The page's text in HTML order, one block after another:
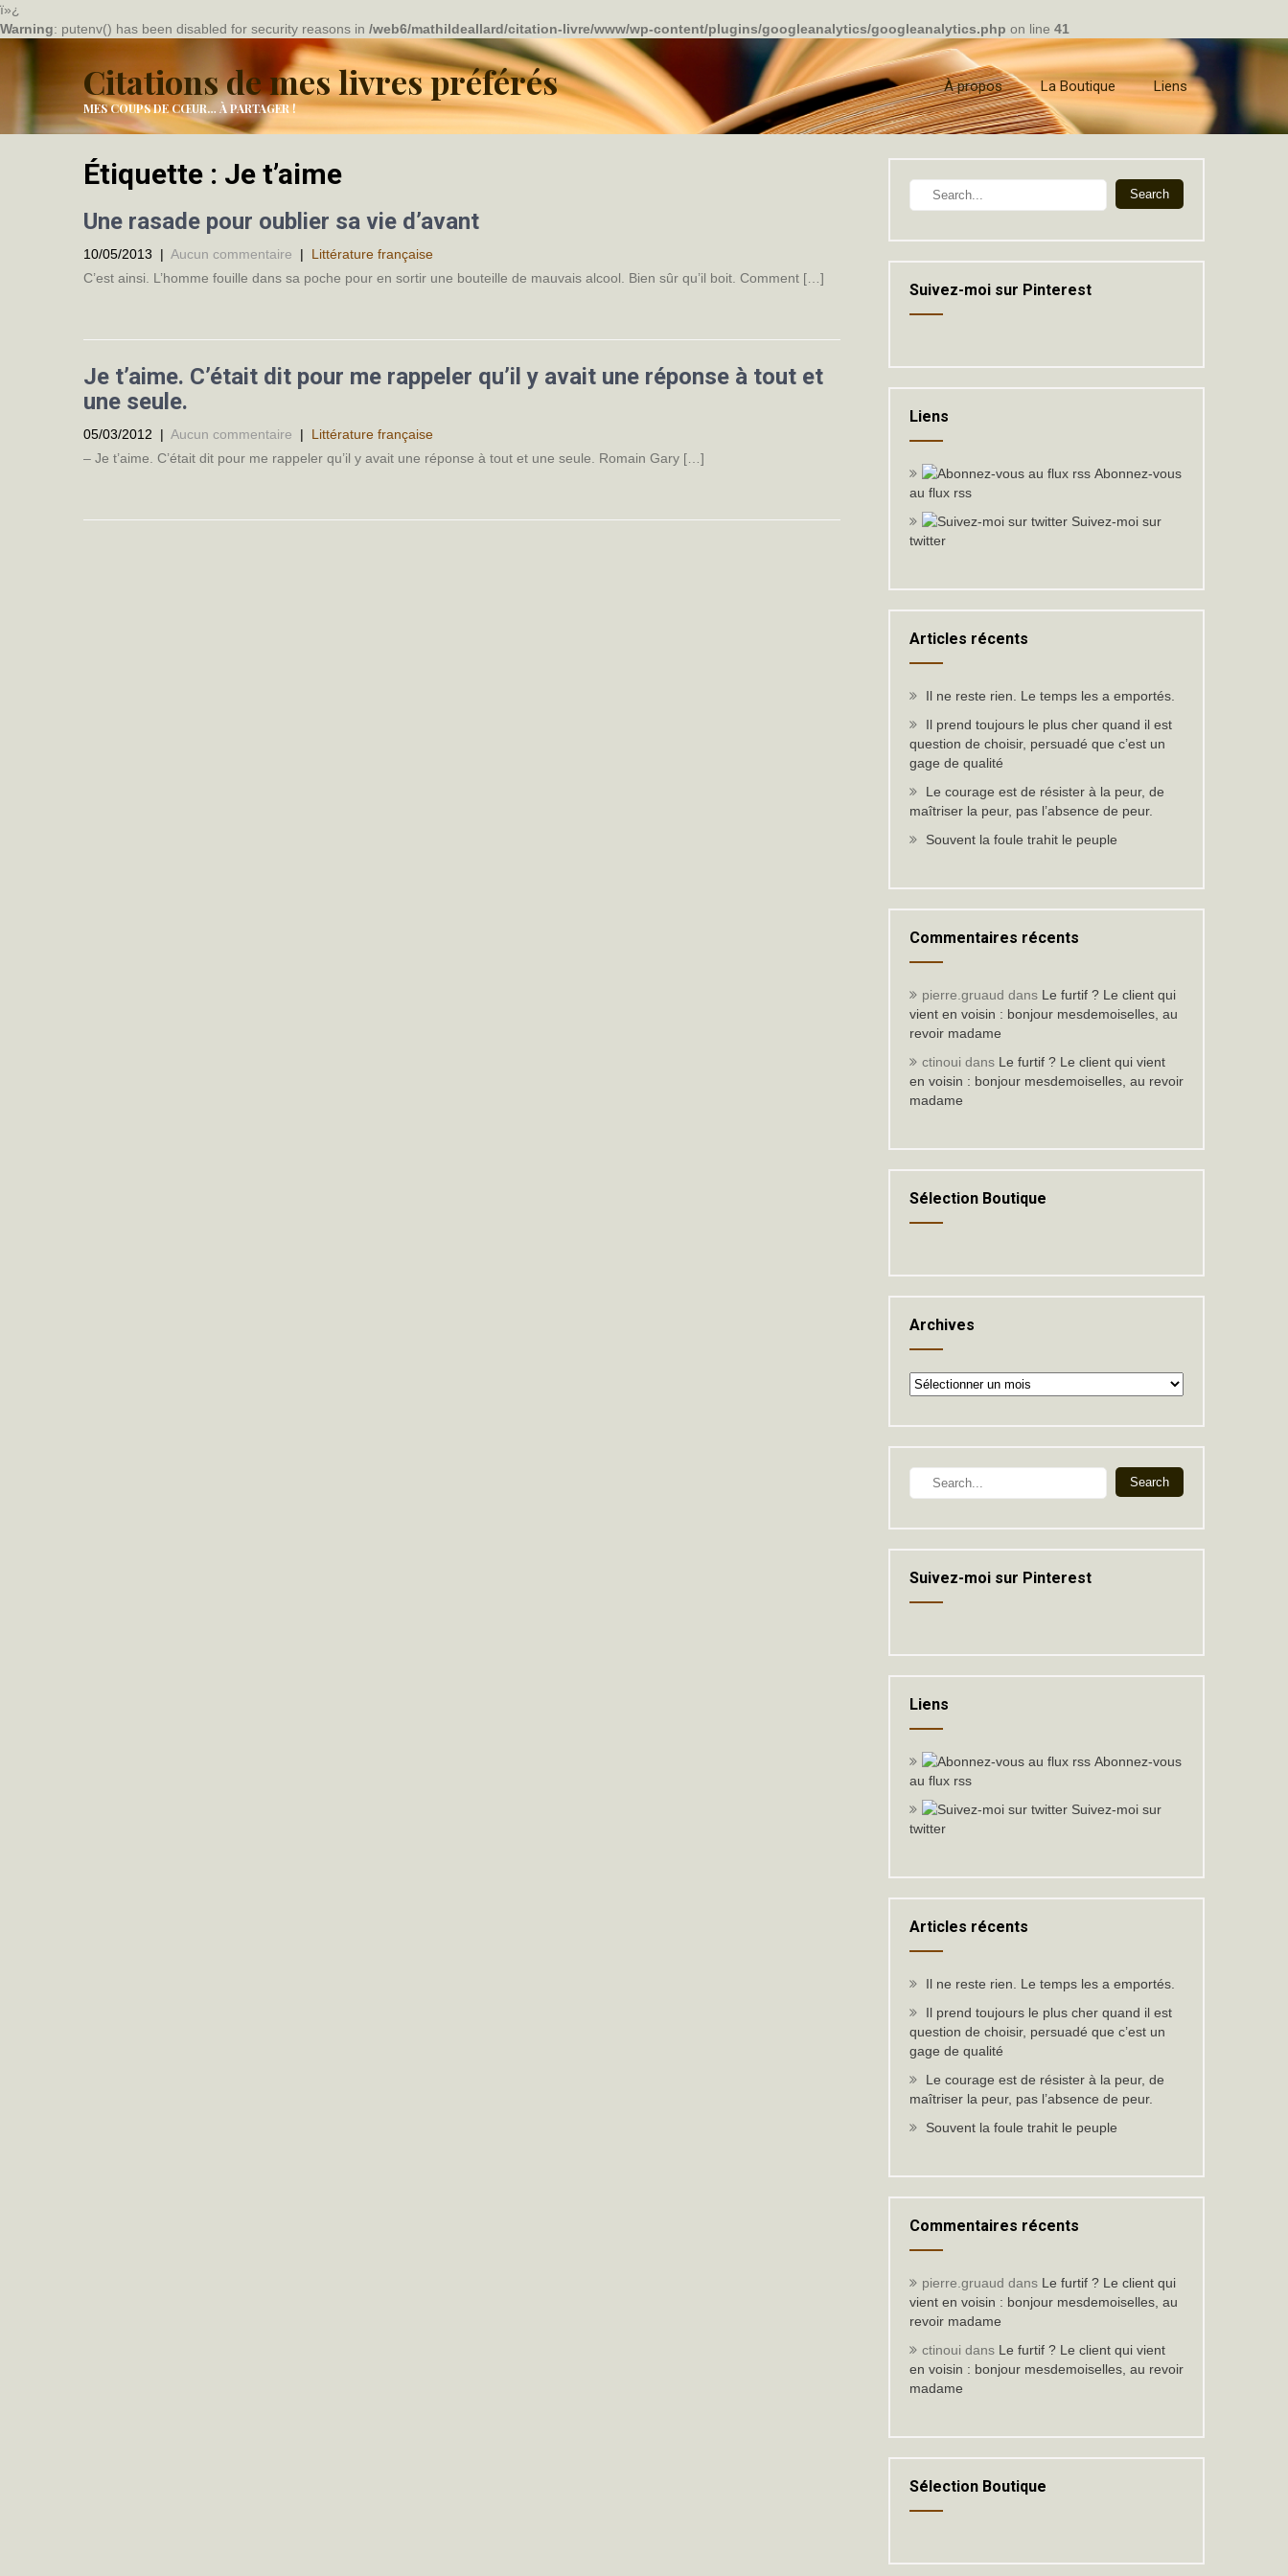
ï»¿
Warning: putenv() has been disabled for security reasons in /web6/mathildeallard/citation-livre/www/wp-content/plugins/googleanalytics/googleanalytics.php on line 41
Citations de mes livres préférés
MES COUPS DE CŒUR… À PARTAGER !
À propos La Boutique Liens
Étiquette : Je t’aime
Une rasade pour oublier sa vie d’avant
10/05/2013 | Aucun commentaire | Littérature française
C’est ainsi. L’homme fouille dans sa poche pour en sortir une bouteille de mauvais alcool. Bien sûr qu’il boit. Comment […]
Je t’aime. C’était dit pour me rappeler qu’il y avait une réponse à tout et
une seule.
05/03/2012 | Aucun commentaire | Littérature française
– Je t’aime. C’était dit pour me rappeler qu’il y avait une réponse à tout et une seule. Romain Gary […]
Suivez-moi sur Pinterest
Liens
Abonnez-vous
au flux rss
Suivez-moi sur
twitter
Articles récents
Il ne reste rien. Le temps les a emportés.
Il prend toujours le plus cher quand il est
question de choisir, persuadé que c’est un
gage de qualité
Le courage est de résister à la peur, de
maîtriser la peur, pas l’absence de peur.
Souvent la foule trahit le peuple
Commentaires récents
pierre.gruaud dans Le furtif ? Le client qui
vient en voisin : bonjour mesdemoiselles, au
revoir madame
ctinoui dans Le furtif ? Le client qui vient
en voisin : bonjour mesdemoiselles, au revoir
madame
Sélection Boutique
Archives
Archives
Suivez-moi sur Pinterest
Liens
Abonnez-vous
au flux rss
Suivez-moi sur
twitter
Articles récents
Il ne reste rien. Le temps les a emportés.
Il prend toujours le plus cher quand il est
question de choisir, persuadé que c’est un
gage de qualité
Le courage est de résister à la peur, de
maîtriser la peur, pas l’absence de peur.
Souvent la foule trahit le peuple
Commentaires récents
pierre.gruaud dans Le furtif ? Le client qui
vient en voisin : bonjour mesdemoiselles, au
revoir madame
ctinoui dans Le furtif ? Le client qui vient
en voisin : bonjour mesdemoiselles, au revoir
madame
Sélection Boutique